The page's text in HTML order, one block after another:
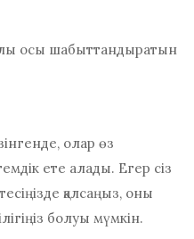
осы шабыттандыратын
олар өз
ете алады. Егер сіз
қалсаңыз, оны
болуы мүмкін.